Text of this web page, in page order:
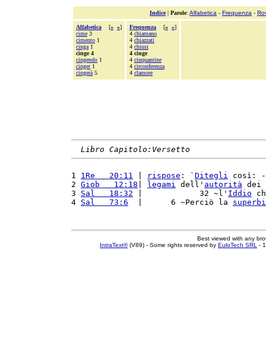
Indice| Parole: Alfabetica - Frequenza -
Alfabetica [« »]
cime 3
cimento 1
cinga 1
cinge 4
cingendo 1
cinger1
cingerà 5
Frequenza [« »]
4 chiamano
4 chiazzati
4 chiusi
4 cinge
4 cinquantine
4 circonferenza
4 clamore
Libro Capitolo:Versetto
1 1Re   20:11 rispose : ` Ditegli così:
2 Giob   12:18 legami dell' autorità dei
3 Sal   18:32 |            32 ~l' Iddio
4 Sal   73:6
  |      6 ~Perciò la
Best viewed with any
IntraText®(V89) - Some rights reserved by EuloTech SRL -